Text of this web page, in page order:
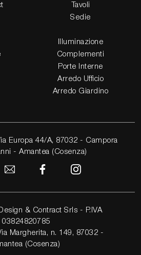
Tavoli
Sedie
Illuminazione
Complementi
Porte Interne
Arredo Ufficio
Arredo Giardino
Europa 44/A, 87032 - Campora
- Amantea (Cosenza)
& Contract Srls - P.IVA
03824820785
Margherita, n. 149, 87032 -
(Cosenza)